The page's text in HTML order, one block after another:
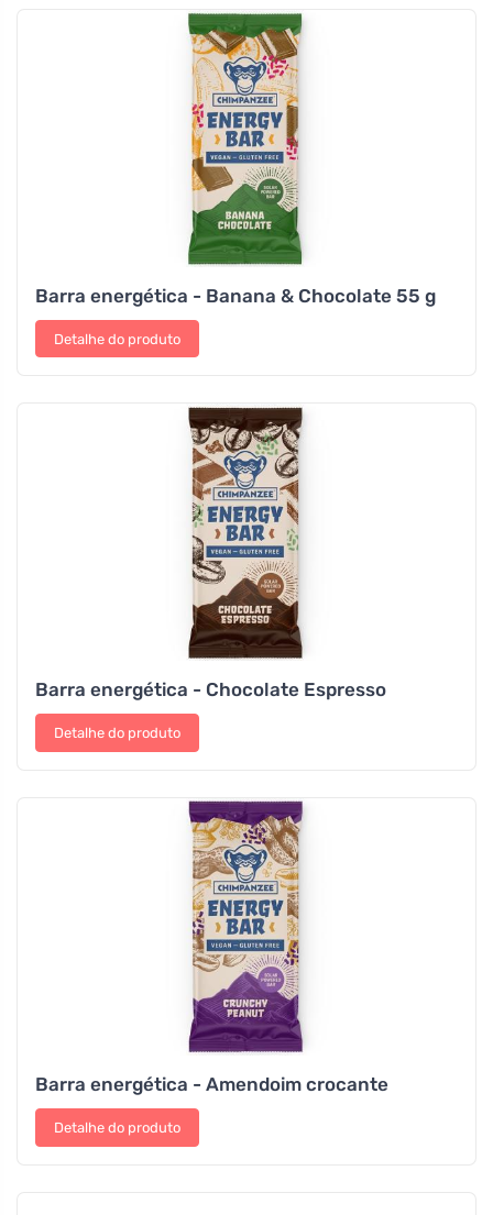
Barra energética - Banana & Chocolate 55 g
Detalhe do produto
Barra energética - Chocolate Espresso
Detalhe do produto
Barra energética - Amendoim crocante
Detalhe do produto